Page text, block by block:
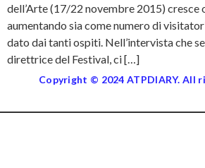
dell’Arte (17/22 novembre 2015) cresce
aumentando sia come numero di
dato dai tanti ospiti. Nell’intervista che
direttrice del Festival, ci […]
Copyright © 2024 ATPDIARY. All